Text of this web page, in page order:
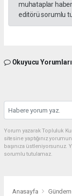
muhataplar
editörü sorumlu
Okuyucu Yorumları
Yorum yazarak Topluluk
sitesine yaptığınız
başınıza
sorumlu tutulamaz.
Anasayfa Gündem